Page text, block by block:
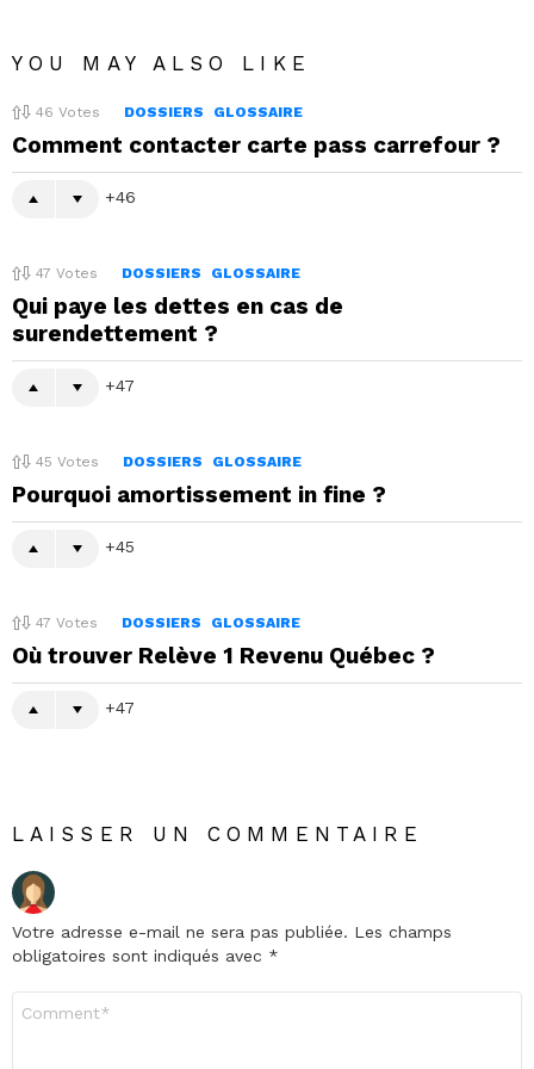
YOU MAY ALSO LIKE
46 Votes DOSSIERS GLOSSAIRE
Comment contacter carte pass carrefour ?
46
47 Votes DOSSIERS GLOSSAIRE
Qui paye les dettes en cas de
surendettement ?
47
45 Votes DOSSIERS GLOSSAIRE
Pourquoi amortissement in fine ?
45
47 Votes DOSSIERS GLOSSAIRE
Où trouver Relève 1 Revenu Québec ?
47
LAISSER UN COMMENTAIRE
Votre adresse e-mail ne sera pas publiée. Les champs
obligatoires sont indiqués avec *